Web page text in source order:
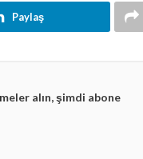
Paylaş
alın, şimdi abone